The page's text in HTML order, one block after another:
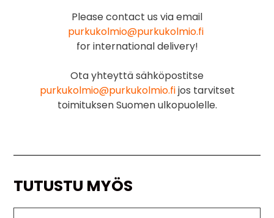
Please contact us via email
purkukolmio@purkukolmio.fi
for international delivery!
Ota yhteyttä sähköpostitse
purkukolmio@purkukolmio.fijos tarvitset
toimituksen Suomen ulkopuolelle.
TUTUSTU MYÖS